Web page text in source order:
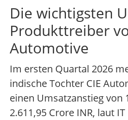
Die wichtigsten
Produkttreiber
Automotive
Im ersten Quartal 2026
indische Tochter CIE
einen Umsatzanstieg von
2.611,95 Crore INR, laut